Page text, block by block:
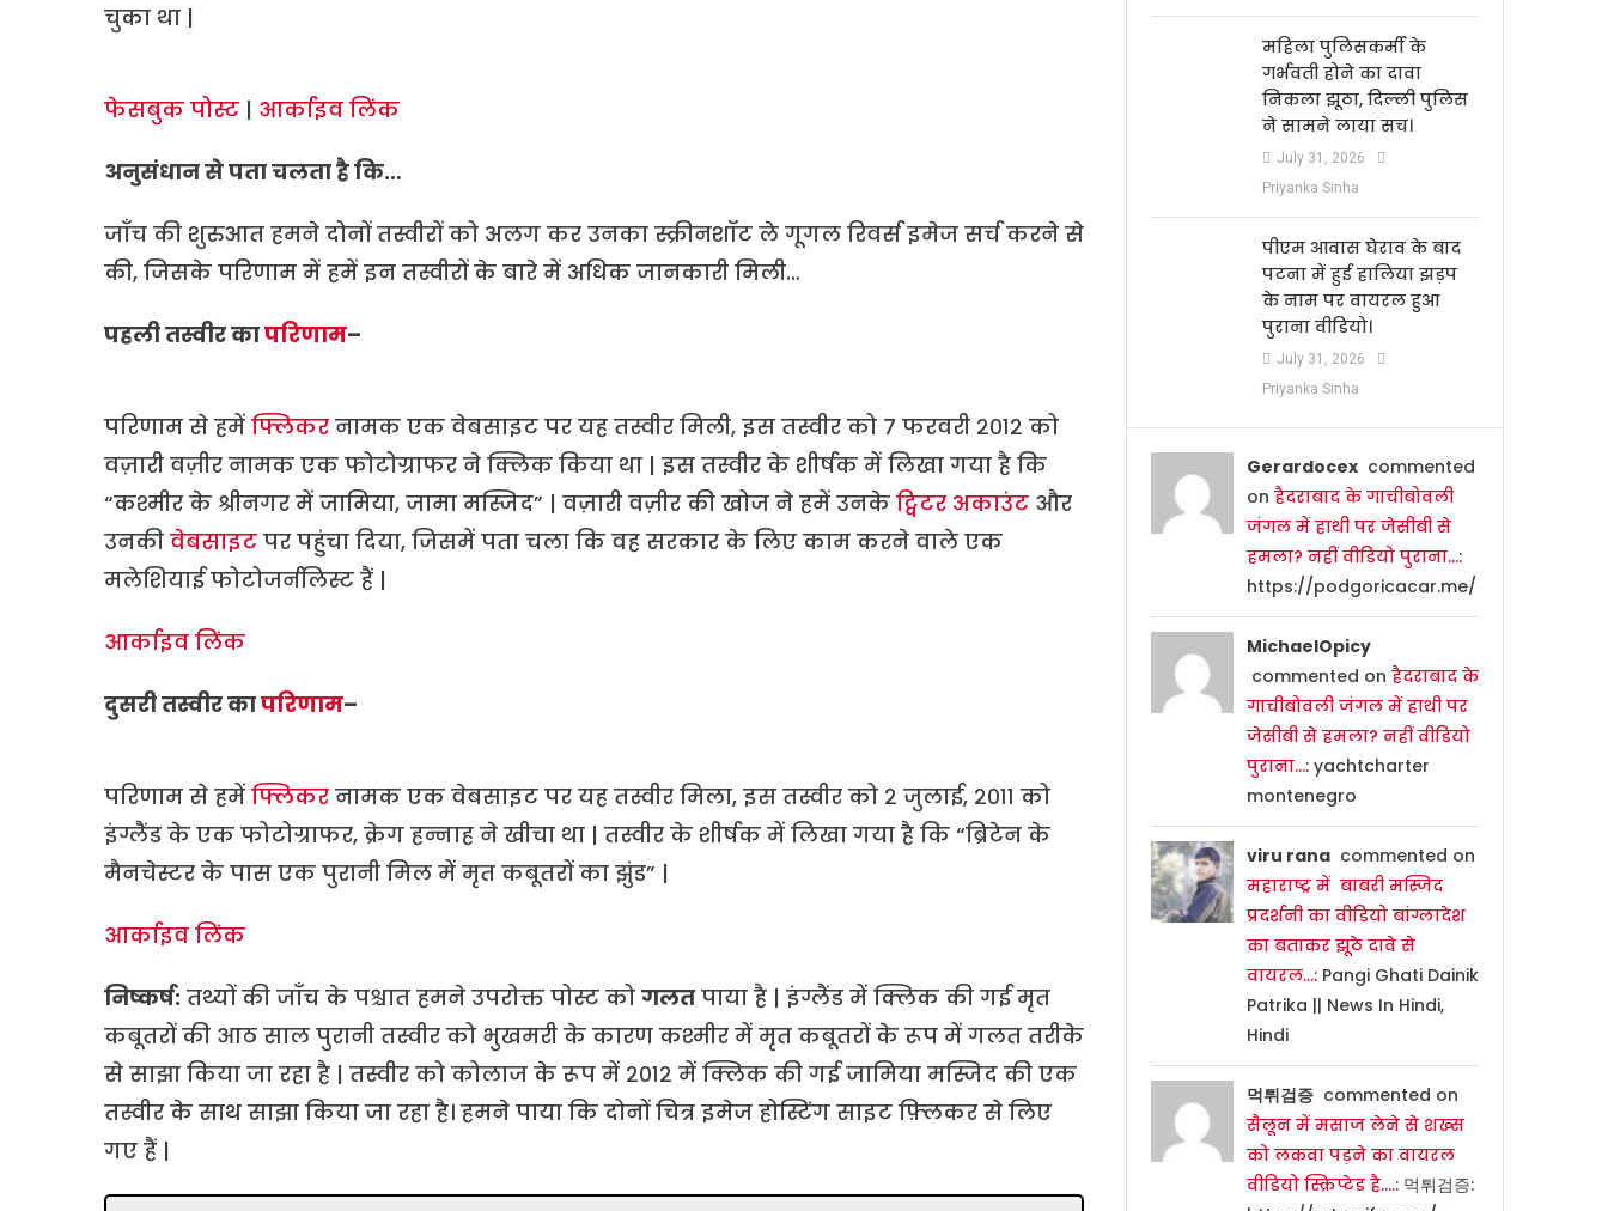
चुका था |
फेसबुक पोस्ट | आर्काइव लिंक
अनुसंधान से पता चलता है कि…
जाँच की शुरुआत हमने दोनों तस्वीरों को अलग कर उनका स्क्रीनशॉट ले गूगल रिवर्स इमेज सर्च करने से
की, जिसके परिणाम में हमें इन तस्वीरों के बारे में अधिक जानकारी मिली…
पहली तस्वीर कापरिणाम–
परिणाम से हमें फ्लिकर नामक एक वेबसाइट पर यह तस्वीर मिली, इस तस्वीर को ७ फरवरी २०१२ को
वज़ारी वज़ीर नामक एक फोटोग्राफर ने क्लिक किया था | इस तस्वीर के शीर्षक में लिखा गया है कि
“कश्मीर के श्रीनगर में जामिया, जामा मस्जिद” | वज़ारी वज़ीर की खोज ने हमें उनके ट्विटर अकाउंट और
उनकी वेबसाइट पर पहुंचा दिया, जिसमें पता चला कि वह सरकार के लिए काम करने वाले एक
मलेशियाई फोटोजर्नलिस्ट हैं |
आर्काइव लिंक
दुसरी तस्वीर कापरिणाम–
परिणाम से हमें फ्लिकर नामक एक वेबसाइट पर यह तस्वीर मिला, इस तस्वीर को २ जुलाई, २०११ को
इंग्लैंड के एक फोटोग्राफर, क्रेग हन्नाह ने खीचा था | तस्वीर के शीर्षक में लिखा गया है कि “ब्रिटेन के
मैनचेस्टर के पास एक पुरानी मिल में मृत कबूतरों का झुंड” |
आर्काइव लिंक
निष्कर्ष: तथ्यों की जाँच के पश्चात हमने उपरोक्त पोस्ट को गलत पाया है | इंग्लैंड में क्लिक की गई मृत
कबूतरों की आठ साल पुरानी तस्वीर को भुखमरी के कारण कश्मीर में मृत कबूतरों के रूप में गलत तरीके
से साझा किया जा रहा है | तस्वीर को कोलाज के रूप में २०१२ में क्लिक की गई जामिया मस्जिद की एक
तस्वीर के साथ साझा किया जा रहा है। हमने पाया कि दोनों चित्र इमेज होस्टिंग साइट फ़्लिकर से लिए
गए हैं |
महिला पुलिसकर्मी के
गर्भवती होने का दावा
निकला झूठा, दिल्ली पुलिस
ने सामने लाया सच।
July 31, 2026
Priyanka Sinha
पीएम आवास घेराव के बाद
पटना में हुई हालिया झड़प
के नाम पर वायरल हुआ
पुराना वीडियो।
July 31, 2026
Priyanka Sinha
Gerardocexcommented
on हैदराबाद के गाचीबोवली
जंगल में हाथी पर जेसीबी से
हमला? नहीं वीडियो पुराना…:
https://podgoricacar.me/
MichaelOpicy
commented on हैदराबाद के
गाचीबोवली जंगल में हाथी पर
जेसीबी से हमला? नहीं वीडियो
पुराना…: yachtcharter
montenegro
viru ranacommented on
महाराष्ट्र में बाबरी मस्जिद
प्रदर्शनी का वीडियो बांग्लादेश
का बताकर झूठे दावे से
वायरल…: Pangi Ghati Dainik
Patrika || News In Hindi,
Hindi
먹튀검증commented on
सैलून में मसाज लेने से शख्स
को लकवा पड़ने का वायरल
वीडियो स्क्रिप्टेड है….: 먹튀검증: